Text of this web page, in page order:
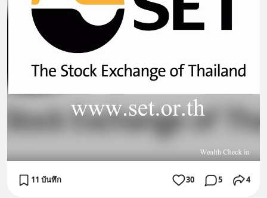
11 บันทึก 30 5 4